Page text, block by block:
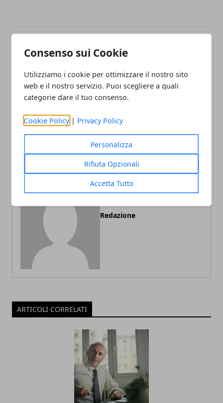
Consenso sui Cookie
Utilizziamo i cookie per ottimizzare il nostro sito
web e il nostro servizio. Puoi scegliere a quali
categorie dare il tuo consenso.
Cookie Policy | Privacy Policy
Personalizza
Rifiuta Opzionali
Accetta Tutto
Facebook
TwitterWhatsapp
Articolo Precedente
Health Marketing, la
rivincita degli SMS
importante
Redazione
ARTICOLI CORRELATI